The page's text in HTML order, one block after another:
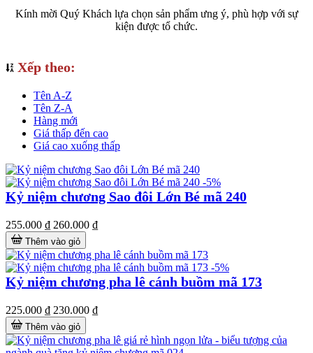
Kính mời Quý Khách lựa chọn sản phẩm ưng ý, phù hợp với sự
kiện được tổ chức.
Xếp theo:
Tên A-Z
Tên Z-A
Hàng mới
Giá thấp đến cao
Giá cao xuống thấp
-5%
Kỷ niệm chương Sao đôi Lớn Bé mã 240
255.000 ₫ 260.000 ₫
Thêm vào giỏ
-5%
Kỷ niệm chương pha lê cánh buồm mã 173
225.000 ₫ 230.000 ₫
Thêm vào giỏ